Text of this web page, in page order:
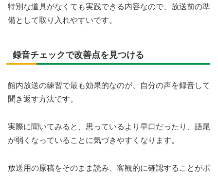
特別な道具がなくても実践できる内容なので、放送前の準
備として取り入れやすいです。
録音チェックで改善点を見つける
館内放送の練習で最も効果的なのが、自分の声を録音して
聞き返す方法です。
実際に聞いてみると、思っているより早口だったり、語尾
が弱くなっていることに気づきやすくなります。
放送用の原稿をそのまま読み、客観的に確認することがポ